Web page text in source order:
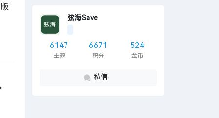
弦海Save
6147
主题
6671
积分
524
金币
私信